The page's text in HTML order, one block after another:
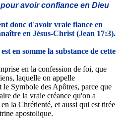
avoir confiance en Dieu
donc d'avoir vraie fiance en
en Jésus-Christ (Jean 17:3).
en somme la substance de cette
en la confession de foi, que
laquelle on appelle
le Symbole des Apôtres, parce que
de la vraie créance qu'on a
la Chrétienté, et aussi qui est tirée
apostolique.